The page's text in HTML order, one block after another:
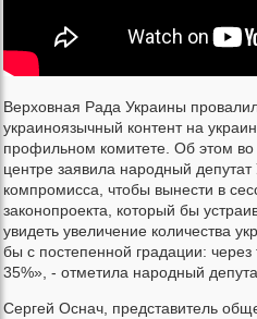
Верховная Рада Украины
украиноязычный контент на
профильном комитете. Об этом
центре заявила народный
компромисса, чтобы вынести в
законопроекта, который бы
увидеть увеличение количества
бы с постепенной градации:
35%», - отметила народный
Сергей Оснач, представитель